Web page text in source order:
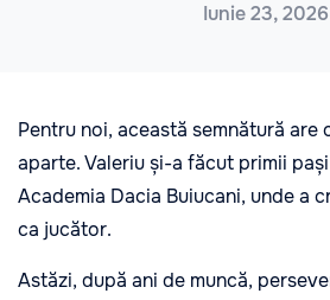
Iunie 23, 2026
Pentru noi, această semnătură are
aparte. Valeriu și-a făcut primii
Academia Dacia Buiucani, unde a
ca jucător.
Astăzi, după ani de muncă,